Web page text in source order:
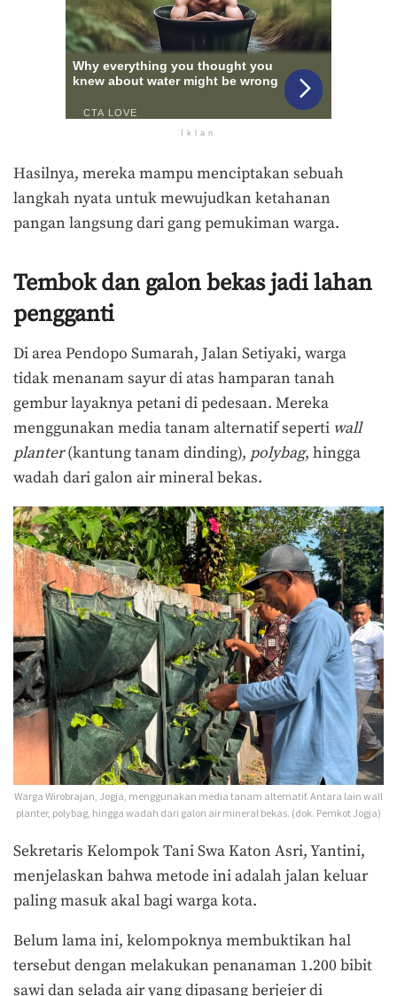
Iklan
Hasilnya, mereka mampu menciptakan sebuah
langkah nyata untuk mewujudkan ketahanan
pangan langsung dari gang pemukiman warga.
Tembok dan galon bekas jadi lahan
pengganti
Di area Pendopo Sumarah, Jalan Setiyaki, warga
tidak menanam sayur di atas hamparan tanah
gembur layaknya petani di pedesaan. Mereka
menggunakan media tanam alternatif seperti wall
planter(kantung tanam dinding), polybag, hingga
wadah dari galon air mineral bekas.
Warga Wirobrajan, Jogja, menggunakan media tanam alternatif. Antara lain wall
planter, polybag, hingga wadah dari galon air mineral bekas. (dok. Pemkot Jogja)
Sekretaris Kelompok Tani Swa Katon Asri, Yantini,
menjelaskan bahwa metode ini adalah jalan keluar
paling masuk akal bagi warga kota.
Belum lama ini, kelompoknya membuktikan hal
tersebut dengan melakukan penanaman 1.200 bibit
sawi dan selada air yang dipasang berjejer di